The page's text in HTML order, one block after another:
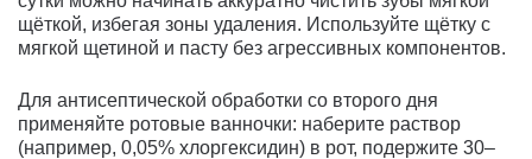
щёткой, избегая зоны удаления. Используйте щётку с
мягкой щетиной и пасту без агрессивных компонентов.
Для антисептической обработки со второго дня
применяйте ротовые ванночки: наберите раствор
(например, 0,05% хлоргексидин) в рот, подержите 30–